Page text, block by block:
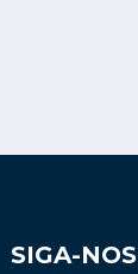
SIGA-NOS